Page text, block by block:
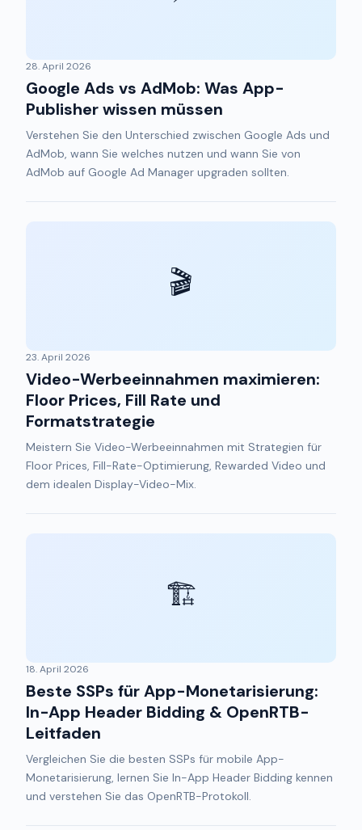
28. April 2026
Google Ads vs AdMob: Was App-
Publisher wissen müssen
Verstehen Sie den Unterschied zwischen Google Ads und
AdMob, wann Sie welches nutzen und wann Sie von
AdMob auf Google Ad Manager upgraden sollten.
🎬
23. April 2026
Video-Werbeeinnahmen maximieren:
Floor Prices, Fill Rate und
Formatstrategie
Meistern Sie Video-Werbeeinnahmen mit Strategien für
Floor Prices, Fill-Rate-Optimierung, Rewarded Video und
dem idealen Display-Video-Mix.
🏗️
18. April 2026
Beste SSPs für App-Monetarisierung:
In-App Header Bidding & OpenRTB-
Leitfaden
Vergleichen Sie die besten SSPs für mobile App-
Monetarisierung, lernen Sie In-App Header Bidding kennen
und verstehen Sie das OpenRTB-Protokoll.